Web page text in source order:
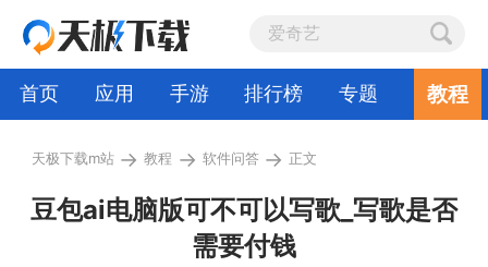
首页 应用 手游 排行榜 专题 教程
天极下载m站 → 教程 → 软件问答 → 正文
豆包ai电脑版可不可以写歌_写歌是否
需要付钱